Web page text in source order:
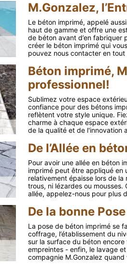
M.Gonzalez,
Le béton imprimé, appelé
haut de gamme et offre une
de béton avant d’en fabriquer
créer le béton imprimé qui
pouvez nous contacter en tout
Béton imprimé,
professionnel!
Sublimez votre espace
confiance pour des bétons
reflètent votre style unique.
charme à chaque espace
de la qualité et de l'innovation
De l’Allée en
Pour avoir une allée en béton
imprimé peut être appliqué en
relativement épaisse lors de
trous, ni lézardes ou
allée, appelez-nous pour plus
De la bonne
La pose de béton imprimé se
coffrage, l’établissement du
sur la surface du béton
empreintes - enfin, le lavage
compagnie M.Gonzalez quand